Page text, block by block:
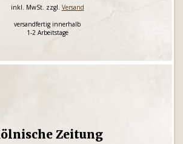
inkl. MwSt. zzgl. Versand
versandfertig innerhalb
1-2 Arbeitstage
Zeitung